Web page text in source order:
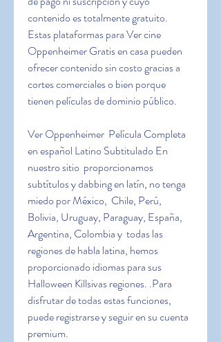
contenido es totalmente gratuito.
Estas plataformas para Ver cine
Oppenheimer Gratis en casa pueden
ofrecer contenido sin costo gracias a
cortes comerciales o bien porque
tienen películas de dominio público.
Ver Oppenheimer  Película Completa
en español Latino Subtitulado En
nuestro sitio  proporcionamos
subtítulos y dabbing en latín, no tenga
miedo por México,  Chile, Perú,
Bolivia, Uruguay, Paraguay, España,
Argentina, Colombia y  todas las
regiones de habla latina, hemos
proporcionado idiomas para sus
Halloween Killsivas regiones. .Para
disfrutar de todas estas funciones,
puede registrarse y seguir en su cuenta
premium.